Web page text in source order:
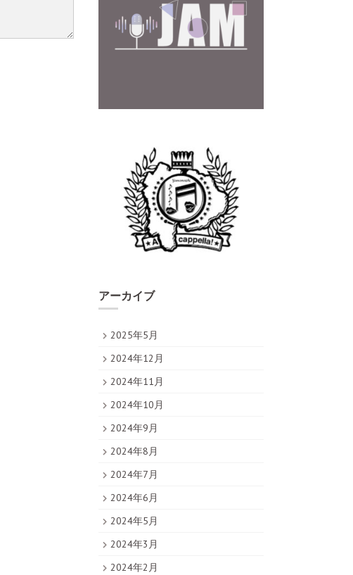
アーカイブ
2025年5月
2024年12月
2024年11月
2024年10月
2024年9月
2024年8月
2024年7月
2024年6月
2024年5月
2024年3月
2024年2月